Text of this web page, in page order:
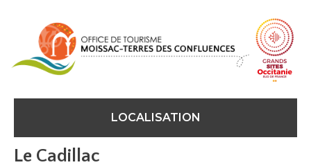
LOCALISATION
Le Cadillac